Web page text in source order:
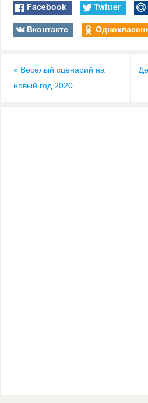
Facebook Twitter
Вконтакте
« Веселый сценарий на
новый год 2020